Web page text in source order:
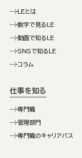
LEとは
数字で見るLE
動画で知るLE
SNSで知るLE
コラム
仕事を知る
専門職
管理部門
専門職のキャリアパス